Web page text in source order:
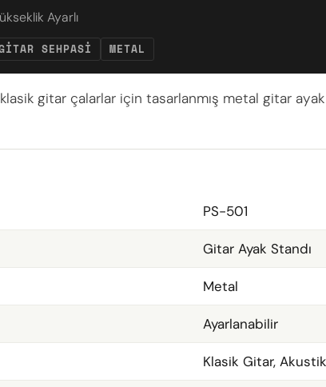
Ayarlı
SEHPASI METAL
gitar çalarlar için tasarlanmış metal gitar
PS-501
Gitar Ayak Standı
Metal
Ayarlanabilir
Klasik Gitar,